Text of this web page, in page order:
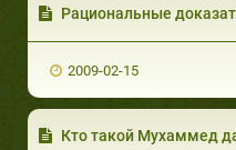
Рациональные
2009-02-15
Кто такой Мухаммед